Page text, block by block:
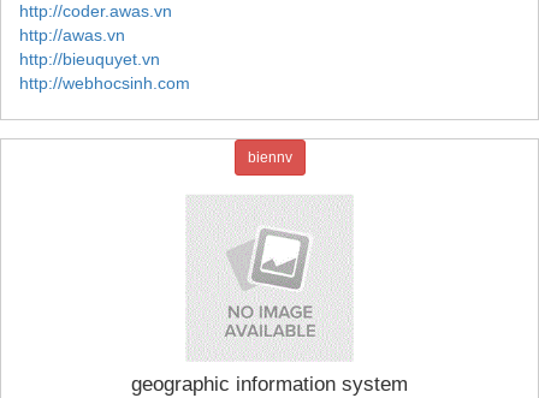
http://coder.awas.vn
http://awas.vn
http://bieuquyet.vn
http://webhocsinh.com
biennv
geographic information system